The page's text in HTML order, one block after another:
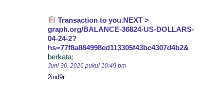
Transaction to you.NEXT >
graph.org/BALANCE-36824-US-DOLLARS-
04-24-2?
hs=77f8a884998ed113305f43bc4307d4b2&
berkata:
Juni 30, 2026 pukul 10:49 pm
2ind9r